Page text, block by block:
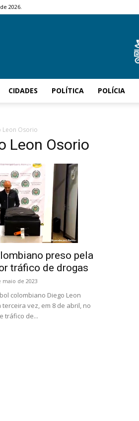
2026.
CIDADES POLÍTICA POLÍCIA
Leon Osorio
Leon Osorio
preso pela
tráfico de drogas
maio de 2023
colombiano Diego Leon
vez, em 8 de abril, no
tráfico de...